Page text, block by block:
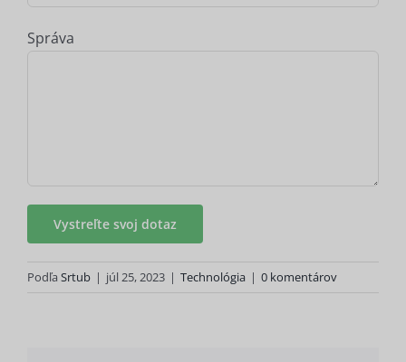
Správa
Podľa Srtub | júl 25, 2023 | Technológia | 0 komentárov